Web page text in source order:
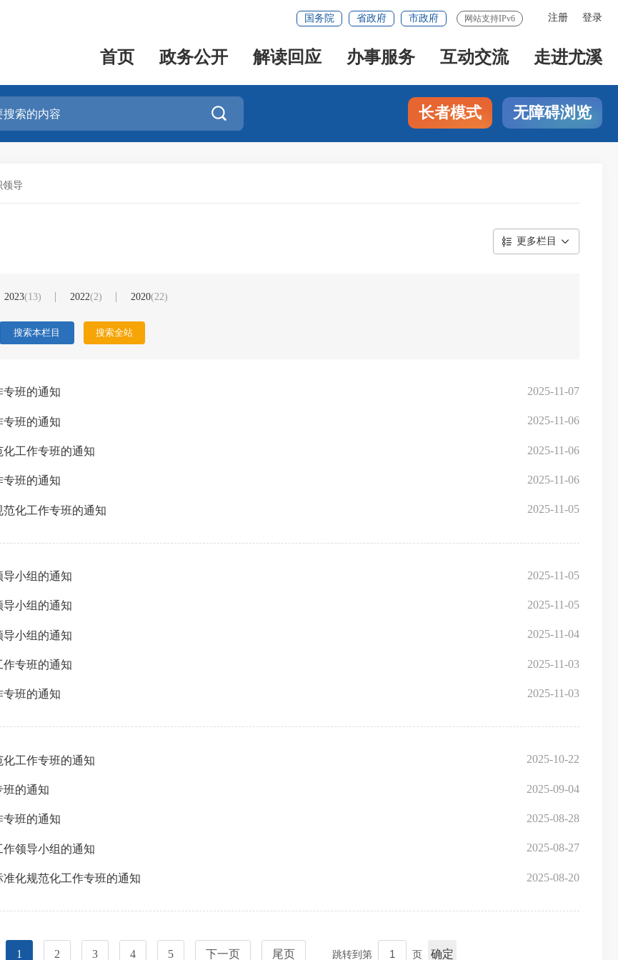
注册 登录
国务院 省政府 市政府 网站支持IPv6
首页 政务公开 解读回应 办事服务 互动交流 走进尤溪
 长者模式 无障碍浏览
领导
更多栏目
2023(13) 2022(2) 2020(22)
2025-11-07
班的通知
2025-11-06
班的通知
2025-11-06
工作专班的通知
2025-11-06
班的通知
2025-11-05
化工作专班的通知
2025-11-05
小组的通知
2025-11-05
小组的通知
2025-11-04
小组的通知
2025-11-03
专班的通知
2025-11-03
班的通知
2025-10-22
工作专班的通知
2025-09-04
班的通知
2025-08-28
班的通知
2025-08-27
领导小组的通知
2025-08-20
化规范化工作专班的通知
1 2 3 4 5 下一页 尾页 跳转到第 页 确定